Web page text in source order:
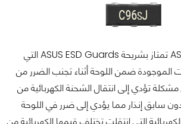
كل لوحات ASUS Prime تمتاز بشريحة ASUS ESD Guards التي
الموجودة ضمن اللوحة أثناء تجنب الضرر من
مشكلة تؤدي إلى انتقال الشحنة الكهربائية من
سابق إنذار مما يؤدي إلى ضرر في اللوحة
التي انتقلت تختلف قيمها الكهربائية من